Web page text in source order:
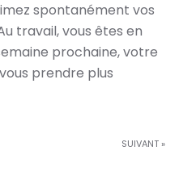
spontanément vos
travail, vous êtes en
prochaine, votre
prendre plus
SUIVANT »